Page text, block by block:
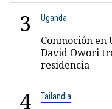
3 Uganda
Conmoción
David Owori
residencia
4 Tailandia